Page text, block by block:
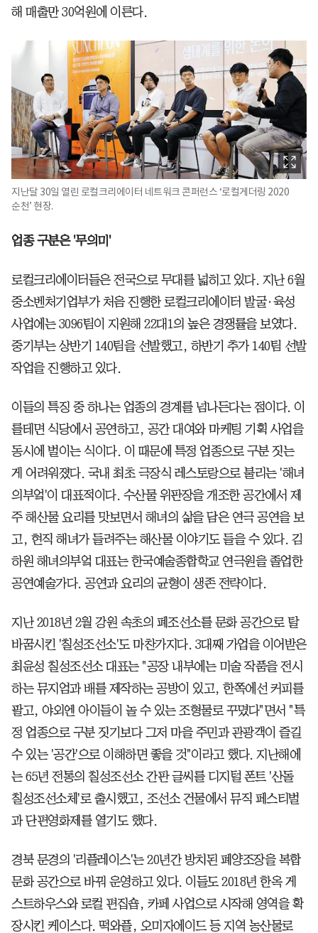
해 매출만 30억원에 이른다.
지난달 30일 열린 로컬크리에이터 네트워크 콘퍼런스 ‘로컬게더링 2020
순천’ 현장.
업종 구분은 '무의미'
로컬크리에이터들은 전국으로 무대를 넓히고 있다. 지난 6월
중소벤처기업부가 처음 진행한 로컬크리에이터 발굴·육성
사업에는 3096팀이 지원해 22대1의 높은 경쟁률을 보였다.
중기부는 상반기 140팀을 선발했고, 하반기 추가 140팀 선발
작업을 진행하고 있다.
이들의 특징 중 하나는 업종의 경계를 넘나든다는 점이다. 이
를테면 식당에서 공연하고, 공간 대여와 마케팅 기획 사업을
동시에 벌이는 식이다. 이 때문에 특정 업종으로 구분 짓는
게 어려워졌다. 국내 최초 극장식 레스토랑으로 불리는 '해녀
의부엌'이 대표적이다. 수산물 위판장을 개조한 공간에서 제
주 해산물 요리를 맛보면서 해녀의 삶을 담은 연극 공연을 보
고, 현직 해녀가 들려주는 해산물 이야기도 들을 수 있다. 김
하원 해녀의부엌 대표는 한국예술종합학교 연극원을 졸업한
공연예술가다. 공연과 요리의 균형이 생존 전략이다.
지난 2018년 2월 강원 속초의 폐조선소를 문화 공간으로 탈
바꿈시킨 '칠성조선소'도 마찬가지다. 3대째 가업을 이어받은
최윤성 칠성조선소 대표는 "공장 내부에는 미술 작품을 전시
하는 뮤지엄과 배를 제작하는 공방이 있고, 한쪽에선 커피를
팔고, 야외엔 아이들이 놀 수 있는 조형물로 꾸몄다"면서 "특
정 업종으로 구분 짓기보다 그저 마을 주민과 관광객이 즐길
수 있는 '공간'으로 이해하면 좋을 것"이라고 했다. 지난해에
는 65년 전통의 칠성조선소 간판 글씨를 디지털 폰트 '산돌
칠성조선소체'로 출시했고, 조선소 건물에서 뮤직 페스티벌
과 단편영화제를 열기도 했다.
경북 문경의 '리플레이스'는 20년간 방치된 폐양조장을 복합
문화 공간으로 바꿔 운영하고 있다. 이들도 2018년 한옥 게
스트하우스와 로컬 편집숍, 카페 사업으로 시작해 영역을 확
장시킨 케이스다. 떡와플, 오미자에이드 등 지역 농산물로